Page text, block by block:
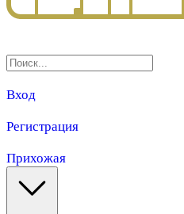
Вход
Регистрация
Прихожая